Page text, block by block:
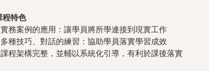
程特色
實務案例的應用：讓學員將所學連接到現實工作
多種技巧、對話的練習：協助學員落實學習成效
課程架構完整，並輔以系統化引導，有利於課後落實